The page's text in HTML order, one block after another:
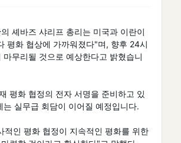
셰바즈 샤리프 총리는 미국과 이란이
평화 협상에 가까워졌다"며, 향후 24시
마무리될 것으로 예상한다고 밝혔습니
평화 협정의 전자 서명을 준비하고 있
는 실무급 회담이 이어질 예정입니다.
적인 평화 협정이 지속적인 평화를 위한